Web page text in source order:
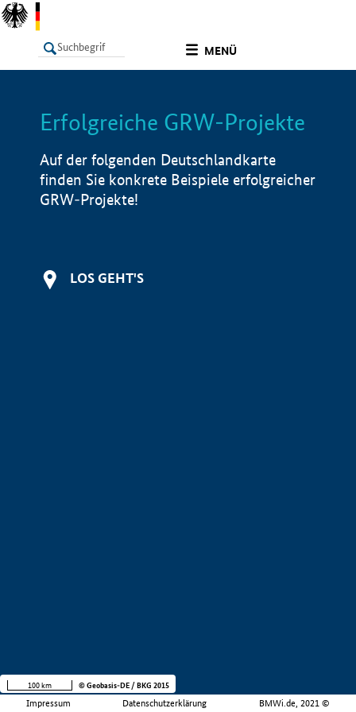
MENÜ
LISTE Info
Erfolgreiche GRW-Projekte
Auf der folgenden Deutschlandkarte
finden Sie konkrete Beispiele erfolgreicher
GRW-Projekte!
LOS GEHT'S
Impressum Datenschutzerklärung BMWi.de, 2021 ©
100 km © Geobasis-DE / BKG 2015